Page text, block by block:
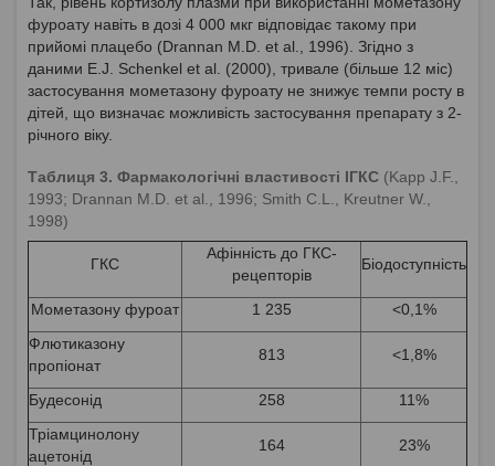
фуроату навіть в дозі 4 000 мкг відповідає такому при
прийомі плацебо (Drannan M.D. et al., 1996). Згідно з
даними E.J. Schenkel et al. (2000), тривале (більше 12 міс)
застосування мометазону фуроату не знижує темпи росту в
дітей, що визначає можливість застосування препарату з 2-
річного віку.
Таблиця 3. Фармакологічні властивості ІГКС (Kapp J.F.,
1993; Drannan M.D. et al., 1996; Smith C.L., Kreutner W.,
1998)
ГКС
Афінність до ГКС-
рецепторів
Біодоступність
Мометазону фуроат 1 235
<0,1%
Флютиказону
пропіонат
813 <1,8%
Будесонід 258
11%
Тріамцинолону
ацетонід
164 23%